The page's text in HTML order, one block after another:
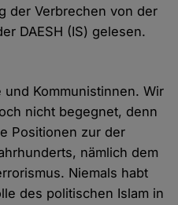
der Verbrechen von der
DAESH (IS) gelesen.
Kommunistinnen. Wir
nicht begegnet, denn
Positionen zur der
nämlich dem
Niemals habt
des politischen Islam in